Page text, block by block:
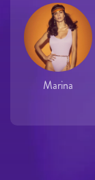
Marina